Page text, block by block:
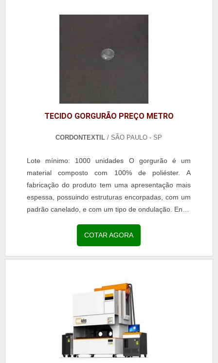
TECIDO GORGURÃO PREÇO METRO
CORDONTEXTIL / SÃO PAULO - SP
Lote mínimo: 1000 unidades O gorgurão é um
material composto com 100% de poliéster. A
fabricação do produto tem uma apresentação mais
espessa, possuindo estruturas encorpadas, com um
padrão canelado, e com um tipo de ondulação. Entre
COTAR AGORA